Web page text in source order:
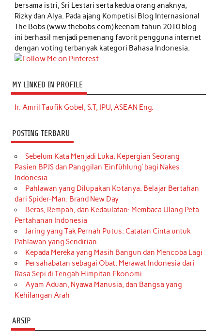
bersama istri, Sri Lestari serta kedua orang anaknya,
Rizky dan Alya. Pada ajang Kompetisi Blog Internasional
The Bobs (www.thebobs.com) keenam tahun 2010 blog
ini berhasil menjadi pemenang favorit pengguna internet
dengan voting terbanyak kategori Bahasa Indonesia.
MY LINKED IN PROFILE
Ir. Amril Taufik Gobel, S.T, IPU, ASEAN Eng.
POSTING TERBARU
Sebelum Kata Menjadi Luka: Kepergian Seorang
Pasien BPJS dan Panggilan ‘Einfühlung’ bagi Nakes
Indonesia
Pahlawan yang Dilupakan Kotanya: Belajar Bertahan
dari Spider-Man: Brand New Day
Beras, Rempah, dan Kedaulatan: Membaca Ulang Peta
Pertahanan Indonesia
Jaring yang Tak Pernah Putus: Catatan Cinta untuk
Pahlawan yang Sendirian
Kepada Mereka yang Masih Bangun dan Mencoba Lagi
Persahabatan sebagai Obat: Merawat Indonesia dari
Rasa Sepi di Tengah Himpitan Ekonomi
Ayam Aduan, Nyawa Manusia, dan Bangsa yang
Kehilangan Arah
ARSIP